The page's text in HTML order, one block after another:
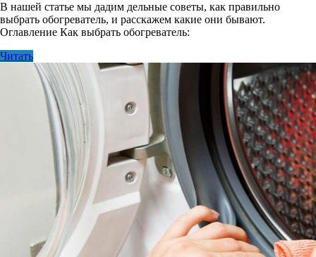
В нашей статье мы дадим дельные советы, как правильно
выбрать обогреватель, и расскажем какие они бывают.
Оглавление Как выбрать обогреватель:
Читать